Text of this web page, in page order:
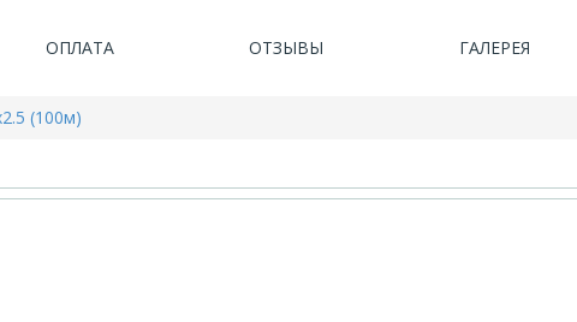
ОПЛАТА ОТЗЫВЫ ГАЛЕРЕЯ
(100м)